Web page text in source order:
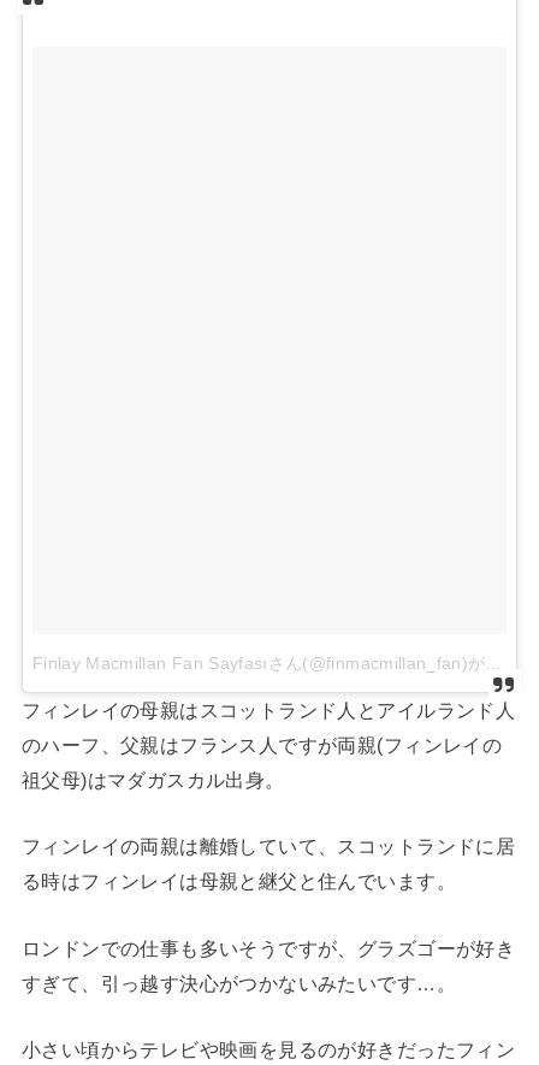
フィンレイの母親はスコットランド人とアイルランド人
のハーフ、父親はフランス人ですが両親(フィンレイの
祖父母)はマダガスカル出身。
フィンレイの両親は離婚していて、スコットランドに居
る時はフィンレイは母親と継父と住んでいます。
ロンドンでの仕事も多いそうですが、グラズゴーが好き
すぎて、引っ越す決心がつかないみたいです…。
小さい頃からテレビや映画を見るのが好きだったフィン